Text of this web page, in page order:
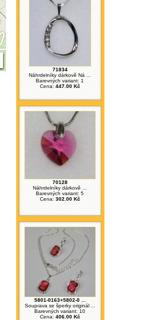
71834
Náhrdelníky dárkově Ná ...
Barevných variant: 1
Cena: 447.00 Kč
70128
Náhrdelníky dárkově ...
Barevných variant: 5
Cena: 302.00 Kč
5801-0163+5802-0 ...
Souprava se šperky originál ...
Barevných variant: 10
Cena: 406.00 Kč